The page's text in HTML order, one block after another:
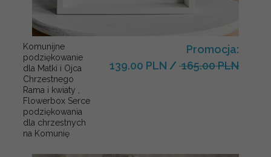
Komunijne
podziękowanie
dla Matki i Ojca
Chrzestnego
Rama i kwiaty ,
Flowerbox Serce
podziękowania
dla chrzestnych
na Komunię
Promocja:
139.00 PLN / 165.00 PLN